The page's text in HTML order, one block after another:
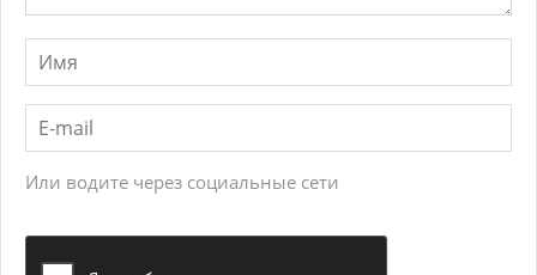
Или водите через социальные сети